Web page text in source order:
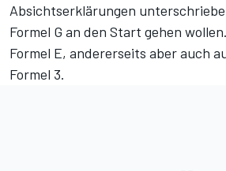
Absichtserklärungen
Formel G an den Start gehen
Formel E, andererseits aber auch
Formel 3.